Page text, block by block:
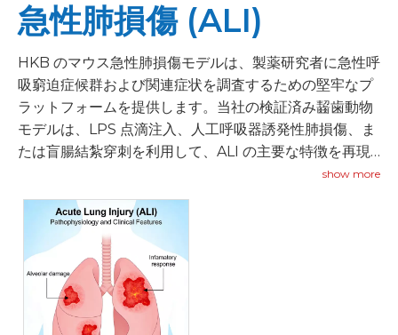
急性肺損傷 (ALI)
HKB のマウス急性肺損傷モデルは、製薬研究者に急性呼
吸窮迫症候群および関連症状を調査するための堅牢なプ
ラットフォームを提供します。当社の検証済み齧歯動物
モデルは、LPS 点滴注入、人工呼吸器誘発性肺損傷、ま
たは盲腸結紮穿刺を利用して、ALI の主要な特徴を再現
show more